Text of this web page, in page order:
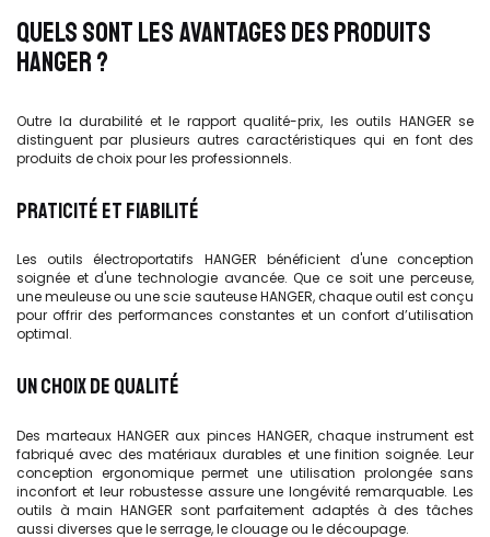
QUELS SONT LES AVANTAGES DES PRODUITS
HANGER ?
Outre la durabilité et le rapport qualité-prix, les outils HANGER se
distinguent par plusieurs autres caractéristiques qui en font des
produits de choix pour les professionnels.
PRATICITÉ ET FIABILITÉ
Les outils électroportatifs HANGER bénéficient d'une conception
soignée et d'une technologie avancée. Que ce soit une perceuse,
une meuleuseou une scie sauteuse HANGER, chaque outil est conçu
pour offrir des performances constantes et un confort d’utilisation
optimal.
UN CHOIX DE QUALITÉ
Des marteaux HANGER aux pinces HANGER, chaque instrument est
fabriqué avec des matériaux durables et une finition soignée. Leur
conception ergonomique permet une utilisation prolongée sans
inconfort et leur robustesse assure une longévité remarquable. Les
outils à main HANGER sont parfaitement adaptés à des tâches
aussi diverses que le serrage, le clouage ou le découpage.